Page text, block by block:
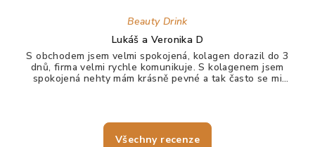
Beauty Drink
Lukáš a Veronika D
S obchodem jsem velmi spokojená, kolagen dorazil do 3
dnů, firma velmi rychle komunikuje. S kolagenem jsem
spokojená nehty mám krásně pevné a tak často se mi
Všechny recenze